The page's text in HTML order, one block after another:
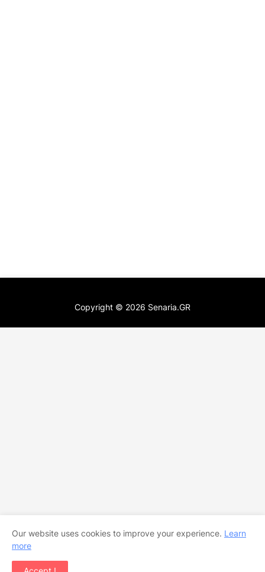
Copyright © 2026 Senaria.GR
Our website uses cookies to improve your experience. Learn
more